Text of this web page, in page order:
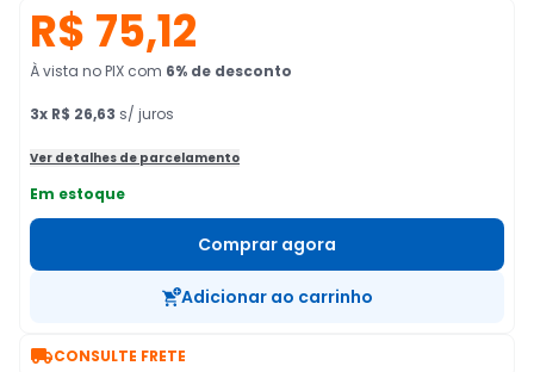
R$ 75,12
À vista no PIX com 6% de desconto
3x R$ 26,63 s/ juros
Ver detalhes de parcelamento
Em estoque
Comprar agora
Adicionar ao carrinho
CONSULTE FRETE